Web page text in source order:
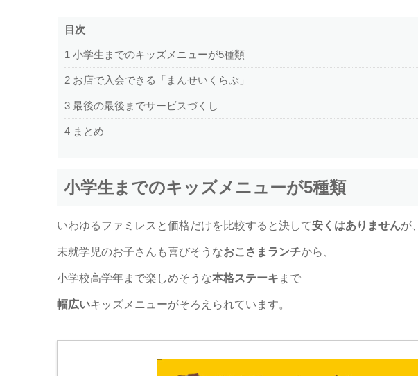
目次
1 小学生までのキッズメニューが5種類
2 お店で入会できる「まんせいくらぶ」
3 最後の最後までサービスづくし
4 まとめ
小学生までのキッズメニューが5種類
いわゆるファミレスと価格だけを比較すると決して安くはありませんが、
未就学児のお子さんも喜びそうなおこさまランチから、
小学校高学年まで楽しめそうな本格ステーキ まで
幅広いキッズメニューがそろえられています。